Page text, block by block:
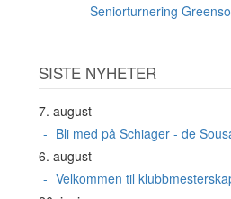
Seniorturnering
SISTE NYHETER
7. august
Bli med på Schiager - de
6. august
Velkommen til